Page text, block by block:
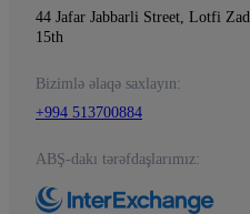
44 Jafar Jabbarli Street, Lotfi
15th
Bizimlə əlaqə saxlayın:
+994 513700884
ABŞ-dakı tərəfdaşlarımız: